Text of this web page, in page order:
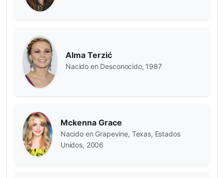
Alma Terzić
Nacido en Desconocido, 1987
Mckenna Grace
Nacido en Grapevine, Texas, Estados
Unidos, 2006